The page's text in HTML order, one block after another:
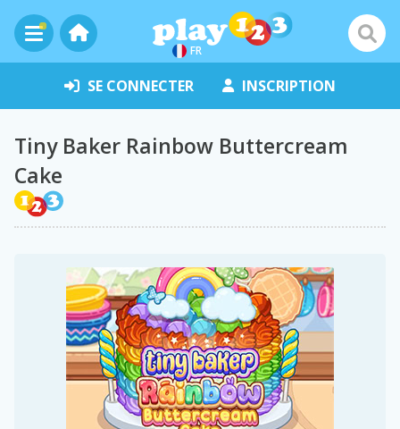
FR
SE CONNECTER INSCRIPTION
Tiny Baker Rainbow Buttercream
Cake